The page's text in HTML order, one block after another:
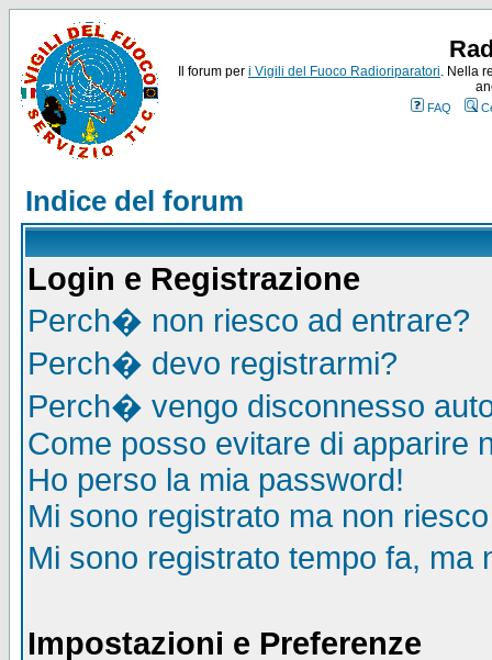
Il forum per i Vigili del Fuoco Radioriparatori. Nella
FAQ
Indice del forum
Login e Registrazione
Perch� non riesco ad entrare?
Perch� devo registrarmi?
Perch� vengo disconnesso
Come posso evitare di apparire
Ho perso la mia password!
Mi sono registrato ma non
Mi sono registrato tempo fa,
Impostazioni e Preferenze